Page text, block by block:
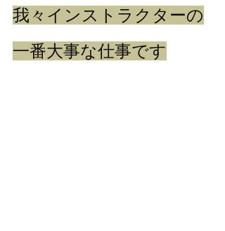
我々インストラクターの
一番大事な仕事です